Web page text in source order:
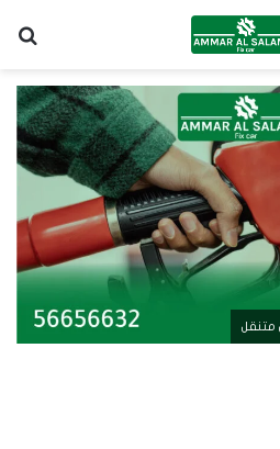
متنقل